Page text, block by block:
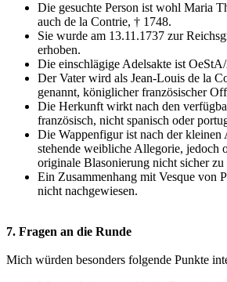
Die gesuchte Person ist wohl Maria
auch de la Contrie, † 1748.
Sie wurde am 13.11.1737 zur
erhoben.
Die einschlägige Adelsakte ist
Der Vater wird als Jean-Louis de la
genannt, königlicher französischer
Die Herkunft wirkt nach den
französisch, nicht spanisch oder
Die Wappenfigur ist nach der
stehende weibliche Allegorie, jedoch
originale Blasonierung nicht sicher zu
Ein Zusammenhang mit Vesque von
nicht nachgewiesen.
7. Fragen an die Runde
Mich würden besonders folgende Punkte